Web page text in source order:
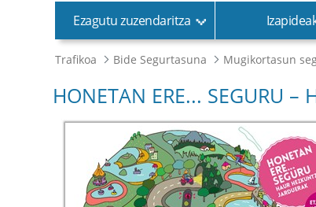
Ezagutu zuzendaritza
Trafikoa Bide Segurtasuna Mugikortasun
HONETAN ERE... SEGURU